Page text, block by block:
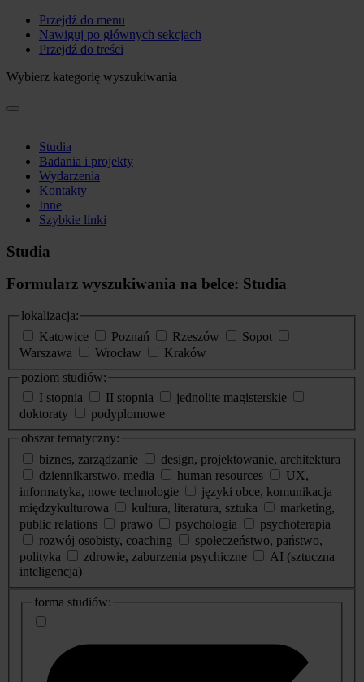
Przejdź do menu
Nawiguj po głównych sekcjach
Przejdź do treści
Wybierz kategorię wyszukiwania
Studia
Badania i projekty
Wydarzenia
Kontakty
Inne
Szybkie linki
Studia
Formularz wyszukiwania na belce: Studia
lokalizacja:
Katowice
Poznań Rzeszów
Sopot
Warszawa
Wrocław
Kraków
poziom studiów:
I stopnia
II stopnia
jednolite magisterskie
doktoraty
podyplomowe
obszar tematyczny:
biznes, zarządzanie
design, projektowanie, architektura
dziennikarstwo, media
human resources
UX,
informatyka, nowe technologie
języki obce, komunikacja
międzykulturowa
kultura, literatura, sztuka
marketing,
public relations
prawo psychologia
psychoterapia
rozwój osobisty, coaching
społeczeństwo, państwo,
polityka
zdrowie, zaburzenia psychiczne
AI (sztuczna
inteligencja)
dodatkowe
informacje
forma studiów: